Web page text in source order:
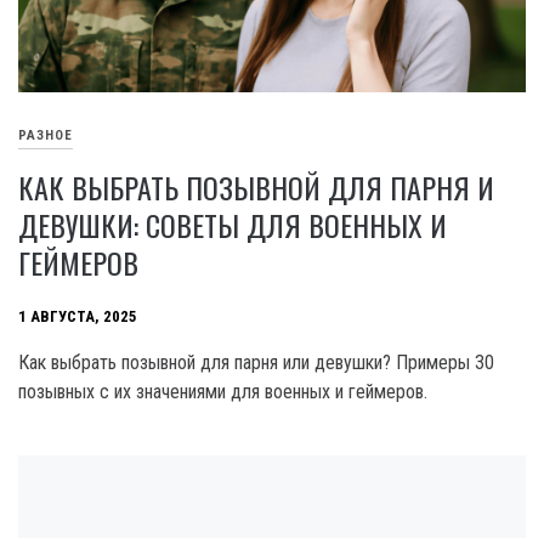
РАЗНОЕ
КАК ВЫБРАТЬ ПОЗЫВНОЙ ДЛЯ ПАРНЯ И
ДЕВУШКИ: СОВЕТЫ ДЛЯ ВОЕННЫХ И
ГЕЙМЕРОВ
1 АВГУСТА, 2025
Как выбрать позывной для парня или девушки? Примеры 30
позывных с их значениями для военных и геймеров.